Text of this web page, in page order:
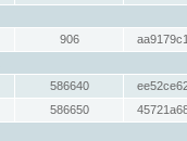
906
586640
586650